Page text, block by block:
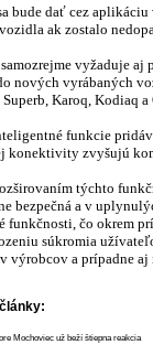
bude dať cez
ak zostalo
vyžaduje
nových vyrábaných
Karoq, Kodiaq a
funkcie
konektivity zvyšujú
týchto
bezpečná a v
funkčnosti, čo okrem
súkromia
výrobcov a prípadne
Mochoviec už beží štiepna reakcia